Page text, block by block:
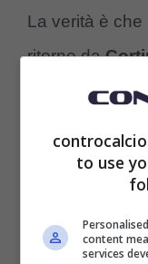
La verità è
ritorno da
dal punto di
distanza, ora
alla mano,
finanziari il 30
to use
content
services